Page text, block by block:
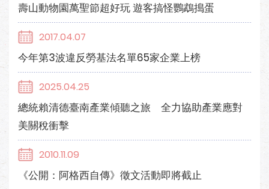
壽山動物園萬聖節超好玩 遊客搞怪鸚鵡搗蛋
2017.04.07
今年第3波違反勞基法名單65家企業上榜
2025.04.25
總統賴清德臺南產業傾聽之旅 全力協助產業應對
美關稅衝擊
2010.11.09
《公開：阿格西自傳》徵文活動即將截止